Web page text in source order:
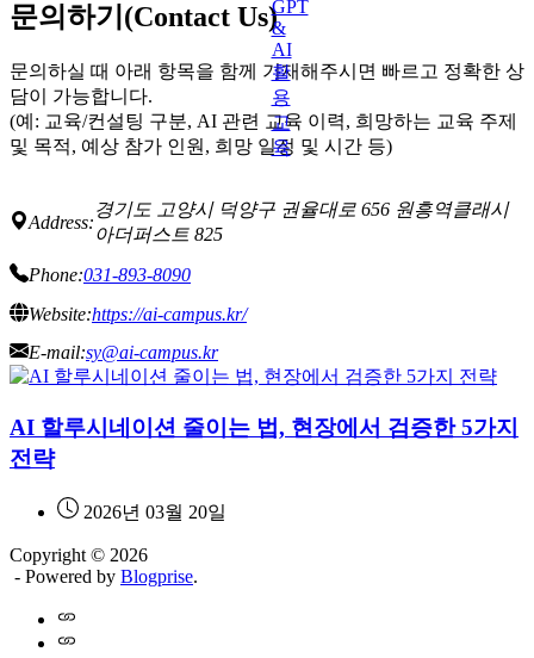
문의하기(Contact Us)
문의하실 때 아래 항목을 함께 기재해주시면 빠르고 정확한 상
담이 가능합니다.
(예: 교육/컨설팅 구분, AI 관련 교육 이력, 희망하는 교육 주제
및 목적, 예상 참가 인원, 희망 일정 및 시간 등)
Address:
경기도 고양시 덕양구 권율대로 656 원흥역클래시
아더퍼스트 825
Phone:031-893-8090
Website:https://ai-campus.kr/
E-mail:sy@ai-campus.kr
AI 할루시네이션 줄이는 법, 현장에서 검증한 5가지
전략
2026년 03월 20일
Copyright © 2026
- Powered by Blogprise.